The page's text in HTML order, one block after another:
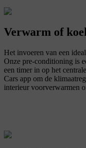
Verwarm of
Het invoeren van een
Onze pre-conditioning is
een timer in op het
Cars app om de
interieur voorverwarmen